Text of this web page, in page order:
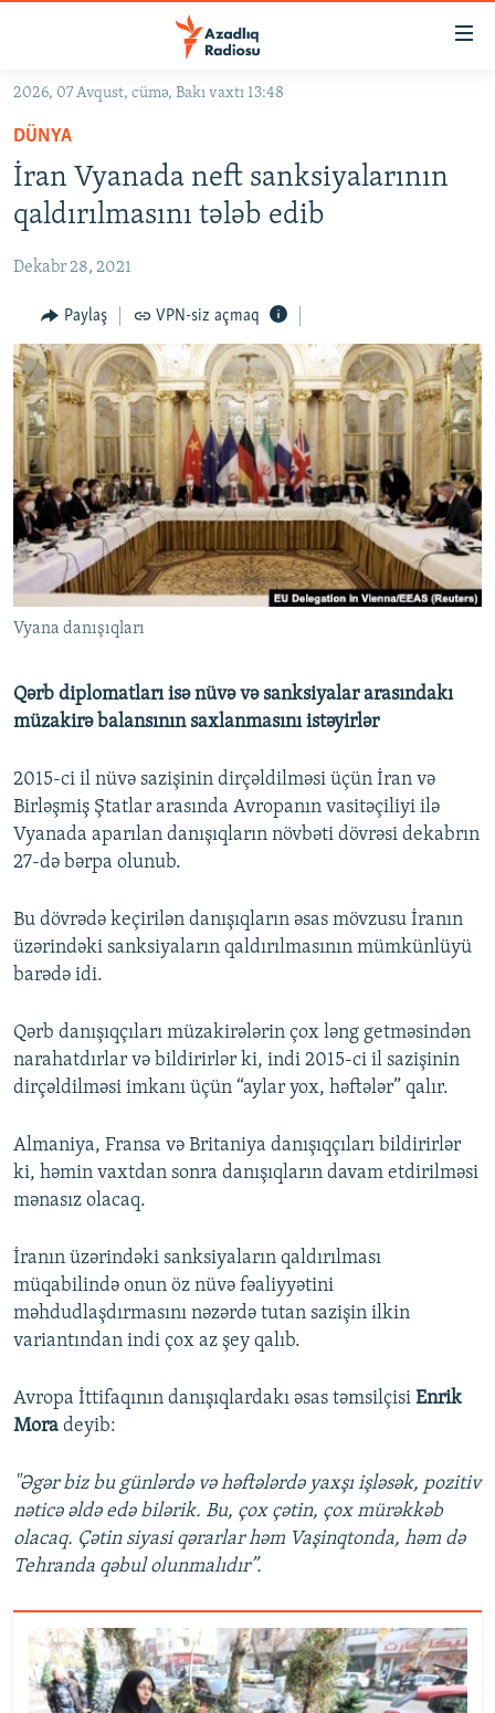
Əsas
qayıt
Əsas
naviqasiyaya
qayıt
Axtarışa
KORRUPSIOMETR
#ƏSLINDƏ
FƏRQƏ BAX
QANUNI DOĞRU
ARAŞDIRMA
MULTIMEDIA
VIDEO
FOTOQALEREYA
İNFOQRAFIKA
KARIKATURA
RADIO ARXIV
OXU ZALI
AZƏRBAYCAN ƏDƏBIYYATI KITABXANASI
İSLAM VƏ DEMOKRATIYA
İZ - MƏDƏNIYYƏT PROQRAMI
HAQQIMIZDA
MISSIYAMIZ
PEŞƏ ETIKASI VƏ JURNALISTIKA STANDARTLARIMIZ
MATERIALLARIMIZDAN ISTIFADƏ
AZADLIQRADIOSU MOBIL TELEFONUNUZDA
XƏBƏR BÜLLETENLƏRIMIZ
BIZI IZLƏ
RFE/RL-in bütün saytları
2026, 07 Avqust, cümə, Bakı vaxtı 13:48
DÜNYA
İran Vyanada neft sanksiyalarının
qaldırılmasını tələb edib
Dekabr 28, 2021
Paylaş VPN-siz açmaq
Vyana danışıqları
Qərb diplomatları isə nüvə və sanksiyalar arasındakı
müzakirə balansının saxlanmasını istəyirlər
2015-ci il nüvə sazişinin dirçəldilməsi üçün İran və
Birləşmiş Ştatlar arasında Avropanın vasitəçiliyi ilə
Vyanada aparılan danışıqların növbəti dövrəsi dekabrın
27-də bərpa olunub.
Bu dövrədə keçirilən danışıqların əsas mövzusu İranın
üzərindəki sanksiyaların qaldırılmasının mümkünlüyü
barədə idi.
Qərb danışıqçıları müzakirələrin çox ləng getməsindən
narahatdırlar və bildirirlər ki, indi 2015-ci il sazişinin
dirçəldilməsi imkanı üçün “aylar yox, həftələr” qalır.
Almaniya, Fransa və Britaniya danışıqçıları bildirirlər
ki, həmin vaxtdan sonra danışıqların davam etdirilməsi
mənasız olacaq.
İranın üzərindəki sanksiyaların qaldırılması
müqabilində onun öz nüvə fəaliyyətini
məhdudlaşdırmasını nəzərdə tutan sazişin ilkin
variantından indi çox az şey qalıb.
Avropa İttifaqının danışıqlardakı əsas təmsilçisi Enrik
Mora deyib:
"Əgər biz bu günlərdə və həftələrdə yaxşı işləsək, pozitiv
nəticə əldə edə bilərik. Bu, çox çətin, çox mürəkkəb
olacaq. Çətin siyasi qərarlar həm Vaşinqtonda, həm də
Tehranda qəbul olunmalıdır”.